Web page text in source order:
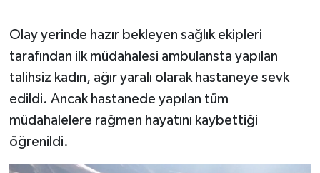
Olay yerinde hazır bekleyen sağlık ekipleri
tarafından ilk müdahalesi ambulansta yapılan
talihsiz kadın, ağır yaralı olarak hastaneye sevk
edildi. Ancak hastanede yapılan tüm
müdahalelere rağmen hayatını kaybettiği
öğrenildi.